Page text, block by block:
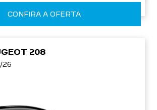
CONFIRA A OFERTA
208
26